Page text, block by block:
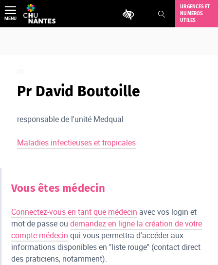
Aller
au
contenu
Outils d'accessibilité
URGENCES ET
NUMÉROS
UTILES
MENU
Pr David Boutoille
responsable de l'unité Medqual
Maladies infectieuses et tropicales
Vous êtes médecin
Connectez-vous en tant que médecin avec vos login et
mot de passe ou demandez en ligne la création de votre
compte-médecin qui vous permettra d'accéder aux
informations disponibles en "liste rouge" (contact direct
des praticiens, notamment).